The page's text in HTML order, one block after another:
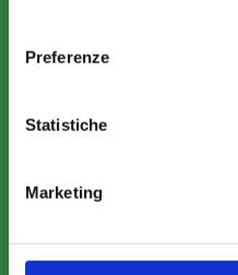
Preferenze
Statistiche
Marketing
Rassegna Stampa